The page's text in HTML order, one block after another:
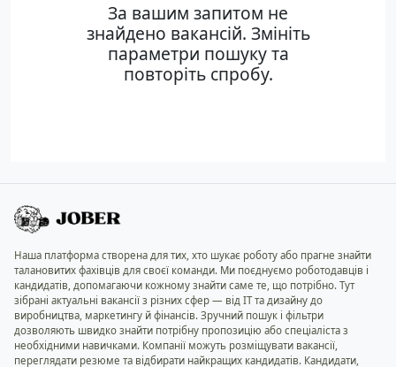
За вашим запитом не
знайдено вакансій. Змініть
параметри пошуку та
повторіть спробу.
Наша платформа створена для тих, хто шукає роботу або прагне знайти
талановитих фахівців для своєї команди. Ми поєднуємо роботодавців і
кандидатів, допомагаючи кожному знайти саме те, що потрібно. Тут
зібрані актуальні вакансії з різних сфер — від IT та дизайну до
виробництва, маркетингу й фінансів. Зручний пошук і фільтри
дозволяють швидко знайти потрібну пропозицію або спеціаліста з
необхідними навичками. Компанії можуть розміщувати вакансії,
переглядати резюме та відбирати найкращих кандидатів. Кандидати,